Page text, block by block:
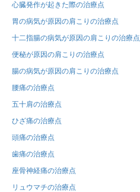
心臓発作が起きた際の治療点
胃の病気が原因の肩こりの治療点
十二指腸の病気が原因の肩こりの治療点
便秘が原因の肩こりの治療点
腸の病気が原因の肩こりの治療点
腰痛の治療点
五十肩の治療点
ひざ痛の治療点
頭痛の治療点
歯痛の治療点
座骨神経痛の治療点
リュウマチの治療点